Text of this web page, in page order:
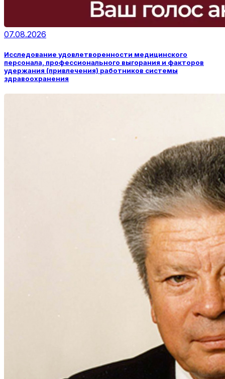
07.08.2026
Исследование удовлетворенности медицинского
персонала, профессионального выгорания и факторов
удержания (привлечения) работников системы
здравоохранения